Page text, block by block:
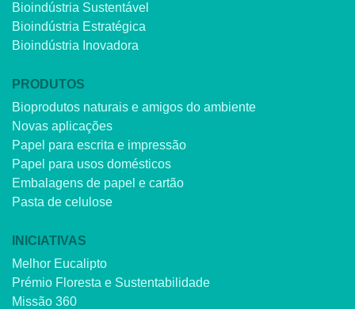
Bioindústria Sustentável
Bioindústria Estratégica
Bioindústria Inovadora
PRODUTOS
Bioprodutos naturais e amigos do ambiente
Novas aplicações
Papel para escrita e impressão
Papel para usos domésticos
Embalagens de papel e cartão
Pasta de celulose
INICIATIVAS
Melhor Eucalipto
Prémio Floresta e Sustentabilidade
Missão 360